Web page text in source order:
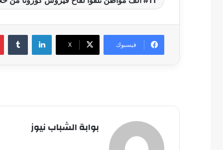
فيسبوك ‫X
لينكدإن
بوابة الشباب نيوز